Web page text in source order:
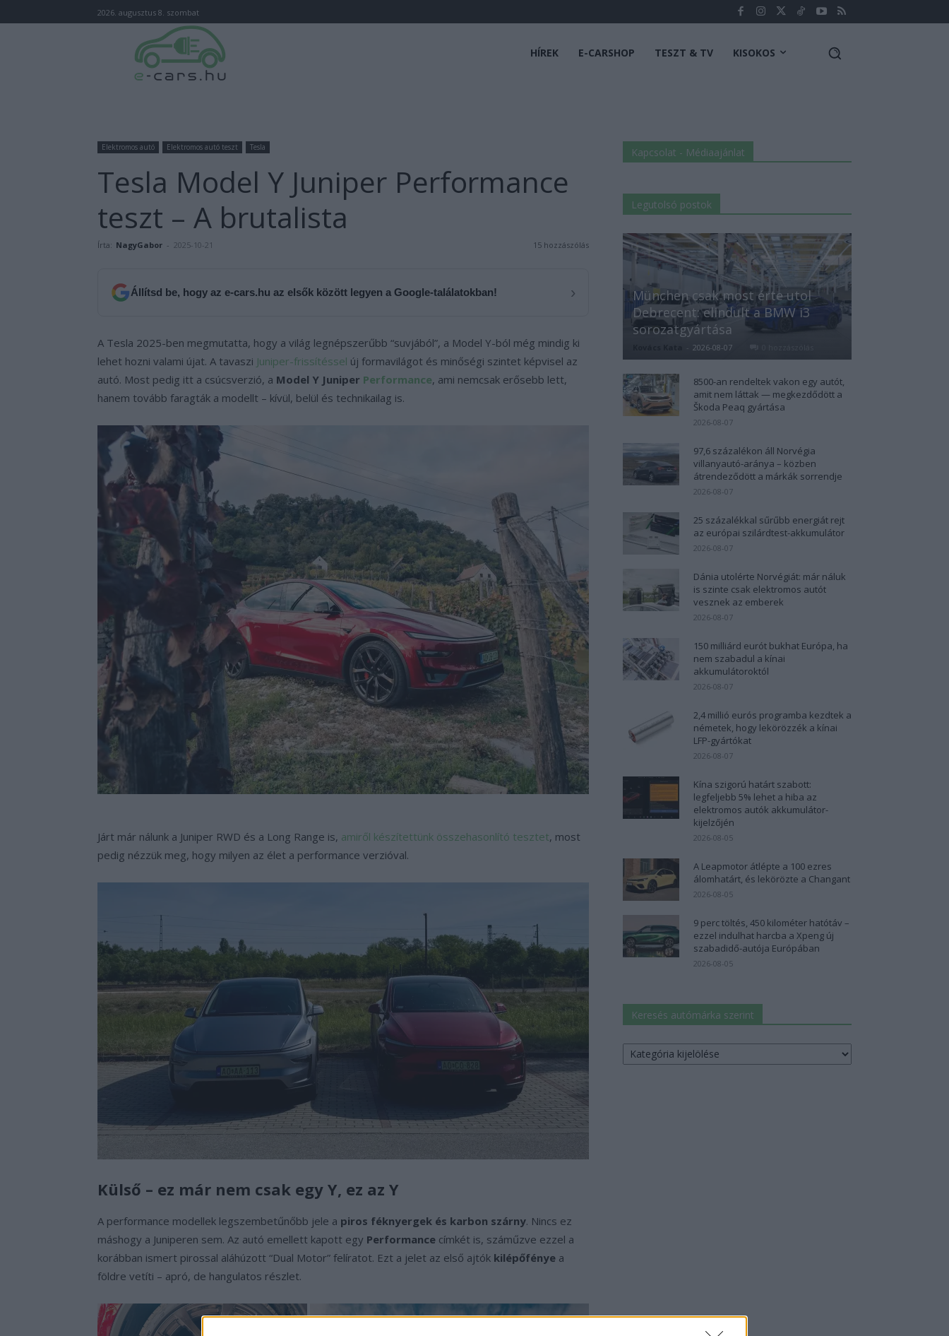
2026. augusztus 8. szombat
HÍREK E-CARSHOP TESZT & TV KISOKOS
Elektromos autó Elektromos autó teszt Tesla
Tesla Model Y Juniper Performance
teszt – A brutalista
Írta: NagyGabor - 2025-10-21 15 hozzászólás
Állítsd be, hogy az e-cars.hu az elsők között legyen a Google-találatokban! ›
A Tesla 2025-ben megmutatta, hogy a világ legnépszerűbb “suvjából”, a Model Y-ból még mindig ki
lehet hozni valami újat. A tavaszi Juniper-frissítéssel új formavilágot és minőségi szintet képvisel az
autó. Most pedig itt a csúcsverzió, a Model Y Juniper Performance, ami nemcsak erősebb lett,
hanem tovább faragták a modellt – kívül, belül és technikailag is.
Járt már nálunk a Juniper RWD és a Long Range is, amiről készítettünk összehasonlító tesztet, most
pedig nézzük meg, hogy milyen az élet a performance verzióval.
Külső – ez már nem csak egy Y, ez az Y
A performance modellek legszembetűnőbb jele a piros féknyergek és karbon szárny. Nincs ez
máshogy a Juniperen sem. Az autó emellett kapott egy Performance címkét is, száműzve ezzel a
korábban ismert pirossal aláhúzott “Dual Motor” felíratot. Ezt a jelet az első ajtók kilépőfénye a
földre vetíti – apró, de hangulatos részlet.
Kapcsolat - Médiaajánlat
Legutolsó postok
München csak most érte utol
Debrecent: elindult a BMW i3
sorozatgyártása
- 2026-08-07
8500-an rendeltek vakon egy autót,
amit nem láttak — megkezdődött a
Škoda Peaq gyártása
2026-08-07
97,6 százalékon áll Norvégia
villanyautó-aránya – közben
átrendeződött a márkák sorrendje
2026-08-07
25 százalékkal sűrűbb energiát rejt
az európai szilárdtest-akkumulátor
2026-08-07
Dánia utolérte Norvégiát: már náluk
is szinte csak elektromos autót
vesznek az emberek
2026-08-07
150 milliárd eurót bukhat Európa, ha
nem szabadul a kínai
akkumulátoroktól
2026-08-07
2,4 millió eurós programba kezdtek a
németek, hogy lekörözzék a kínai
LFP-gyártókat
2026-08-07
Kína szigorú határt szabott:
legfeljebb 5% lehet a hiba az
elektromos autók akkumulátor-
kijelzőjén
2026-08-05
A Leapmotor átlépte a 100 ezres
álomhatárt, és lekörözte a Changant
2026-08-05
9 perc töltés, 450 kilométer hatótáv –
ezzel indulhat harcba a Xpeng új
szabadidő-autója Európában
2026-08-05
Keresés autómárka szerint
Keresés
autómárka